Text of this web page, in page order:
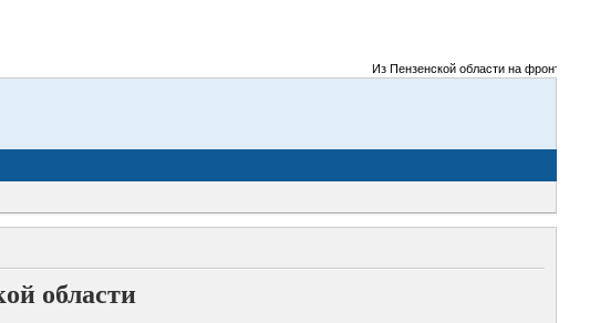
Из Пензенской области на фронты
области